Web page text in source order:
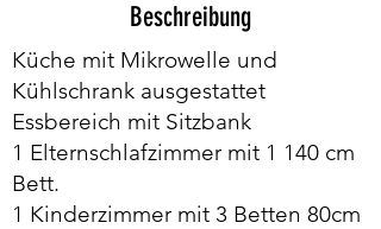
Beschreibung
Küche mit Mikrowelle und
Kühlschrank ausgestattet
Essbereich mit Sitzbank
1 Elternschlafzimmer mit 1 140 cm
Bett.
1 Kinderzimmer mit 3 Betten 80cm